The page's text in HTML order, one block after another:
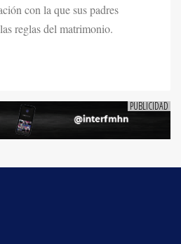
con la que sus padres
reglas del matrimonio.